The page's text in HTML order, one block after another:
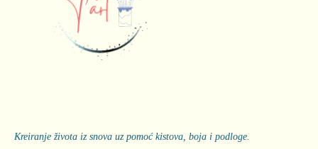
Kreiranje života iz snova uz pomoć kistova, boja i podloge.